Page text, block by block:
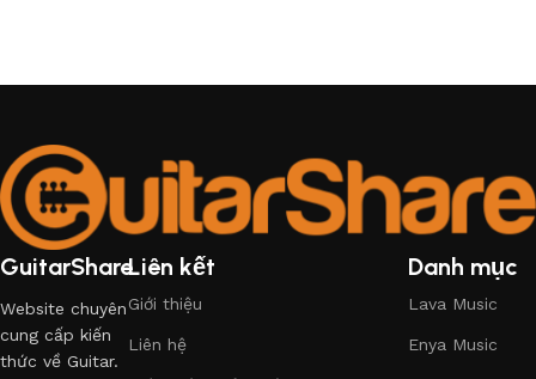
GuitarShare
Website chuyên
cung cấp kiến
thức về Guitar.
Liên kết
Giới thiệu
Liên hệ
Danh mục
Lava Music
Enya Music